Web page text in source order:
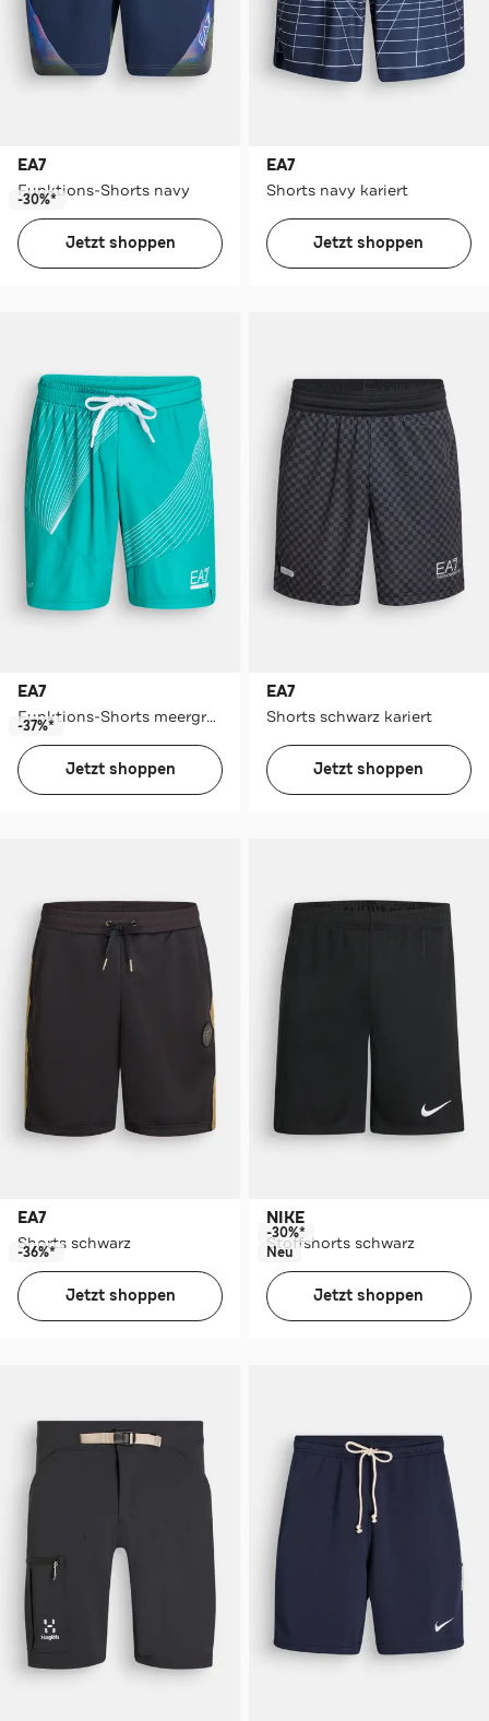
EA7
Funktions-Shorts navy
-30%*
Jetzt shoppen
EA7
Shorts navy kariert
Jetzt shoppen
EA7
Funktions-Shorts meergrün
-37%*
Jetzt shoppen
EA7
Shorts schwarz kariert
Jetzt shoppen
EA7
Shorts schwarz
-36%*
Jetzt shoppen
NIKE
Stoffshorts schwarz
-30%*
Neu
Jetzt shoppen